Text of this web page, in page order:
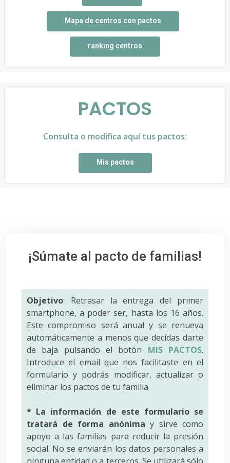
Mapa de centros con pactos
ranking centros
PACTOS
Consulta o modifica aquí tus pactos:
Mis pactos
¡Súmate al pacto de familias!
Objetivo: Retrasar la entrega del primer
smartphone, a poder ser, hasta los 16 años.
Este compromiso será anual y se renueva
automáticamente a menos que decidas darte
de baja pulsando el botón MIS PACTOS.
Introduce el email que nos facilitaste en el
formulario y podrás modificar, actualizar o
eliminar los pactos de tu familia.
* La información de este formulario se
tratará de forma anónima y sirve como
apoyo a las familias para reducir la presión
social. No se enviarán los datos personales a